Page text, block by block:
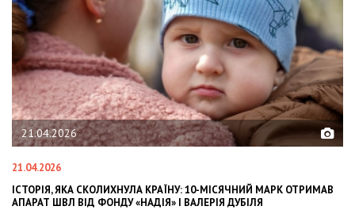
21.04.2026
21.04.2026
ІСТОРІЯ, ЯКА СКОЛИХНУЛА КРАЇНУ: 10-МІСЯЧНИЙ МАРК ОТРИМАВ
АПАРАТ ШВЛ ВІД ФОНДУ «НАДІЯ» І ВАЛЕРІЯ ДУБІЛЯ